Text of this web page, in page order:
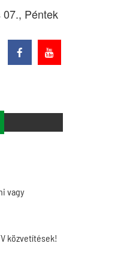
Péntek
vagy
közvetítések!